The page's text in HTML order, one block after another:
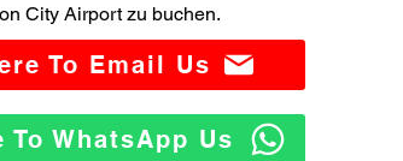
City Airport zu buchen.
To Email Us
To WhatsApp Us